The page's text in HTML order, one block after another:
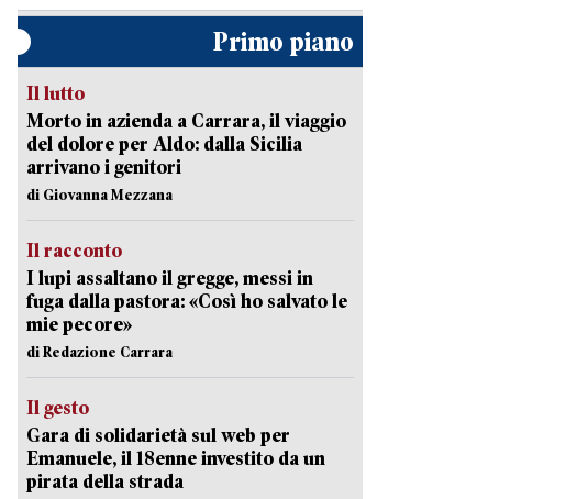
Primo piano
Il lutto
Morto in azienda a Carrara, il viaggio
del dolore per Aldo: dalla Sicilia
arrivano i genitori
di Giovanna Mezzana
Il racconto
I lupi assaltano il gregge, messi in
fuga dalla pastora: «Così ho salvato le
mie pecore»
di Redazione Carrara
Il gesto
Gara di solidarietà sul web per
Emanuele, il 18enne investito da un
pirata della strada